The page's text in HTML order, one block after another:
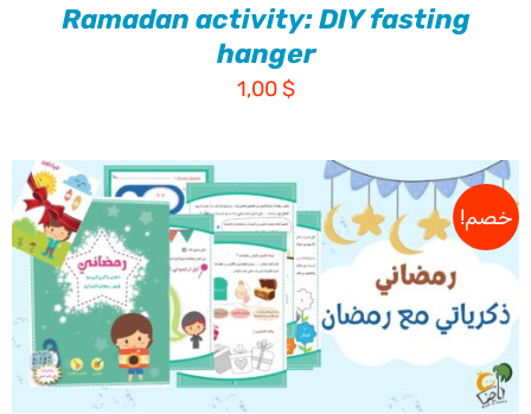
Ramadan activity: DIY fasting
hanger
1,00$
خصم!